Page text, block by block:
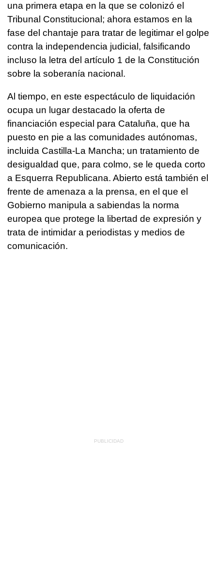
una primera etapa en la que se colonizó el
Tribunal Constitucional; ahora estamos en la
fase del chantaje para tratar de legitimar el golpe
contra la independencia judicial, falsificando
incluso la letra del artículo 1 de la Constitución
sobre la soberanía nacional.
Al tiempo, en este espectáculo de liquidación
ocupa un lugar destacado la oferta de
financiación especial para Cataluña, que ha
puesto en pie a las comunidades autónomas,
incluida Castilla-La Mancha; un tratamiento de
desigualdad que, para colmo, se le queda corto
a Esquerra Republicana. Abierto está también el
frente de amenaza a la prensa, en el que el
Gobierno manipula a sabiendas la norma
europea que protege la libertad de expresión y
trata de intimidar a periodistas y medios de
comunicación.